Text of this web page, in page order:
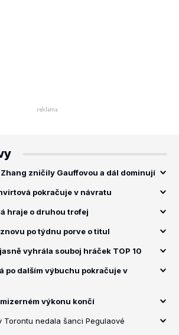
zničily Gauffovou a dál dominují
pokračuje v návratu
hraje o druhou trofej
po týdnu porve o titul
vyhrála souboj hráček TOP 10
po dalším výbuchu pokračuje v
výkonu končí
Torontu nedala šanci Pegulaové